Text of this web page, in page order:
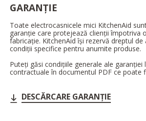
GARANȚIE
Toate electrocasnicele mici KitchenAid
garanție care protejează clienții împotriva
fabricație. KitchenAid își rezervă dreptul de
condiții specifice pentru anumite produse.
Puteți găsi condițiile generale ale garanției
contractuale în documentul PDF ce poate
DESCĂRCARE GARANȚIE